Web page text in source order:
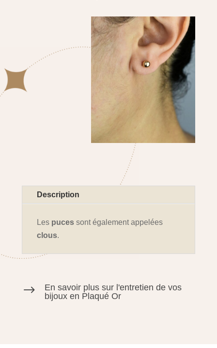
Description
Les pucessont également appelées
clous.
$
En savoir plus sur l'entretien de vos
bijoux en Plaqué Or